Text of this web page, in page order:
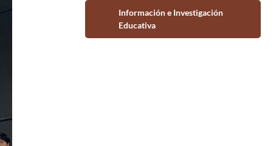
Información e Investigación Educativa